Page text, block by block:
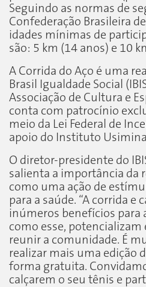
Seguindo as normas de
Confederação Brasileira
idades mínimas de
são: 5 km (14 anos) e 10
A Corrida do Aço é uma
Brasil Igualdade Social
Associação de Cultura e
conta com patrocínio
meio da Lei Federal de
apoio do Instituto
O diretor-presidente do
salienta a importância da
como uma ação de
para a saúde. “A corrida e
inúmeros benefícios para
como esse, potencializam
reunir a comunidade. É
realizar mais uma edição
forma gratuita.
calçarem o seu tênis e